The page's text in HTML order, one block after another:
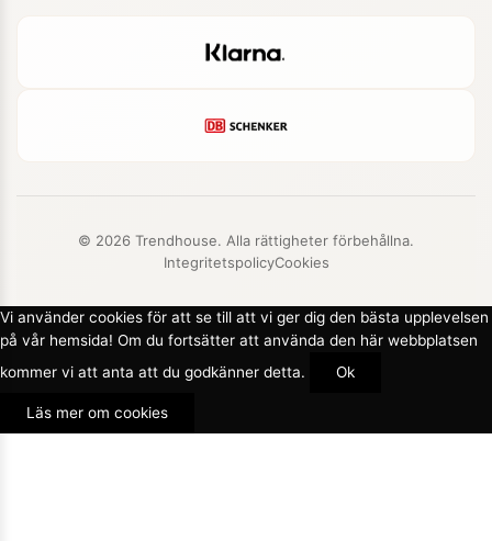
© 2026 Trendhouse. Alla rättigheter förbehållna.
IntegritetspolicyCookies
Vi använder cookies för att se till att vi ger dig den bästa upplevelsen
på vår hemsida! Om du fortsätter att använda den här webbplatsen
kommer vi att anta att du godkänner detta.
Ok
Läs mer om cookies